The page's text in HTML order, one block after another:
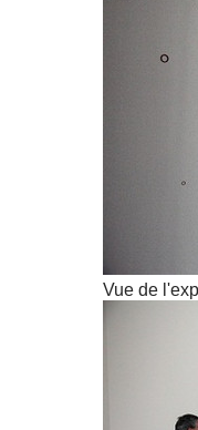
Vue de